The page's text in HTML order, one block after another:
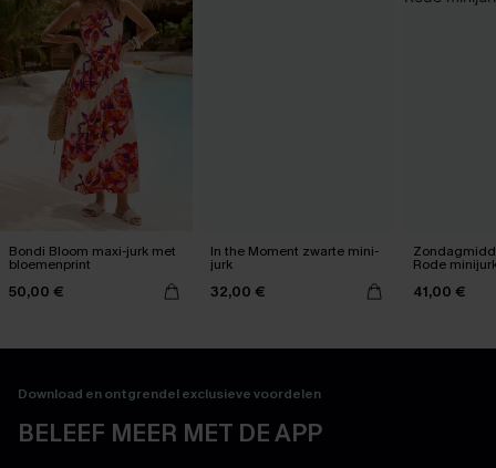
Bondi Bloom maxi-jurk met
bloemenprint
50,00 €
In the Moment zwarte mini-
jurk
32,00 €
Rode
41,00 €
Download en ontgrendel exclusieve voordelen
BELEEF MEER MET DE APP